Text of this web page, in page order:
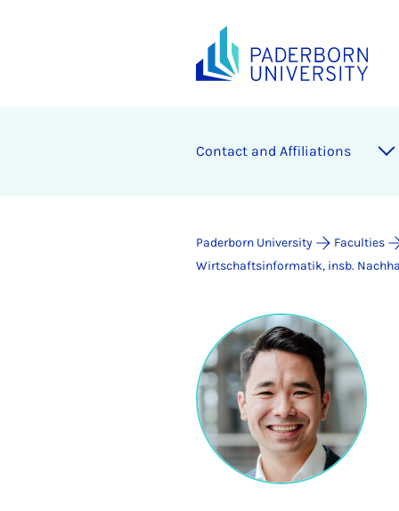
Contact and Affiliations
Paderborn University Faculties
Wirtschaftsinformatik, insb.